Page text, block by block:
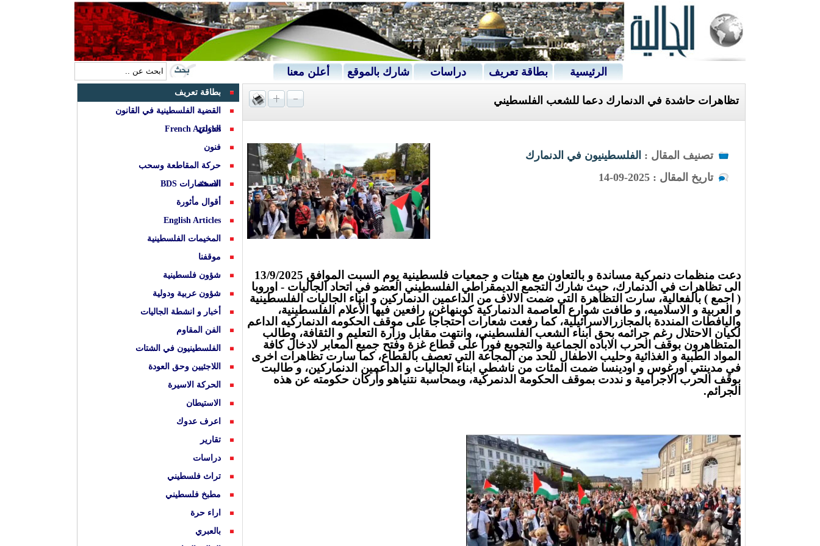
الرئيسية بطاقة تعريف دراسات شارك بالموقع أعلن معنا
تظاهرات حاشدة في الدنمارك دعما للشعب الفلسطيني
تصنيف المقال : الفلسطينيون في الدنمارك
تاريخ المقال : 2025-09-14
دعت منظمات دنمركية مساندة و بالتعاون مع هيئات و جمعيات فلسطينية يوم السبت الموافق 13/9/2025
الى تظاهرات في الدنمارك، حيث شارك التجمع الديمقراطي الفلسطيني العضو في اتحاد الجاليات - اوروبا
( اجمع ) بالفعالية، سارت التظاهرة التي ضمت الالاف من الداعمين الدنماركين و ابناء الجاليات الفلسطينية
و العربية و الاسلاميه، و طافت شوارع العاصمة الدنماركية كوبنهاغن، رافعين فيها الأعلام الفلسطينية،
واليافطات المنددة بالمجازرالاسرائيلية، كما رفعت شعارات احتجاجاً على موقف الحكومه الدنماركيه الداعم
لكيان الاحتلال رغم جرائمه بحق ابناء الشعب الفلسطيني، وانتهت مقابل وزارة التعليم و الثقافة، وطالب
المتظاهرون بوقف الحرب الاباده الجماعية والتجويع فوراً على قطاع غزة وفتح جميع المعابر لادخال كافة
المواد الطبية و الغذائية وحليب الاطفال للحد من المجاعة التي تعصف بالقطاع، كما سارت تظاهرات اخرى
في مدينتي اورغوس و اودينسا ضمت المئات من ناشطي ابناء الجاليات و الداعمين الدنماركين، و طالبت
بوقف الحرب الاجرامية و نددت بموقف الحكومة الدنمركية، وبمحاسبة نتنياهو وأركان حكومته عن هذه
الجرائم.
بطاقة تعريف
القضية الفلسطينية في القانون
الدولي
French Articles
فنون
حركة المقاطعة وسحب
الاستثمارات BDS
الصحة
أقوال مأثورة
English Articles
المخيمات الفلسطينية
موقفنا
شؤون فلسطينية
شؤون عربية ودولية
أخبار و انشطة الجاليات
الفن المقاوم
الفلسطينيون في الشتات
اللاجئيين وحق العودة
الحركة الاسيرة
الاستيطان
اعرف عدوك
تقارير
دراسات
تراث فلسطيني
مطبخ فلسطيني
اراء حرة
بالعبري